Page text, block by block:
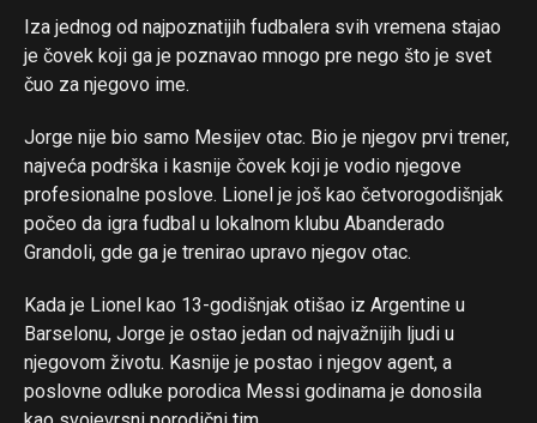
Iza jednog od najpoznatijih fudbalera svih vremena stajao
je čovek koji ga je poznavao mnogo pre nego što je svet
čuo za njegovo ime.
Jorge nije bio samo Mesijev otac. Bio je njegov prvi trener,
najveća podrška i kasnije čovek koji je vodio njegove
profesionalne poslove. Lionel je još kao četvorogodišnjak
počeo da igra fudbal u lokalnom klubu Abanderado
Grandoli, gde ga je trenirao upravo njegov otac.
Kada je Lionel kao 13-godišnjak otišao iz Argentine u
Barselonu, Jorge je ostao jedan od najvažnijih ljudi u
njegovom životu. Kasnije je postao i njegov agent, a
poslovne odluke porodica Messi godinama je donosila